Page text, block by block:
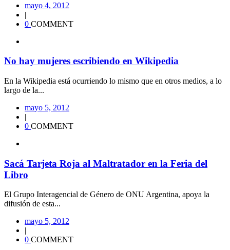
mayo 4, 2012
|
0 COMMENT
No hay mujeres escribiendo en Wikipedia
En la Wikipedia está ocurriendo lo mismo que en otros medios, a lo
largo de la...
mayo 5, 2012
|
0 COMMENT
Sacá Tarjeta Roja al Maltratador en la Feria del
Libro
El Grupo Interagencial de Género de ONU Argentina, apoya la
difusión de esta...
mayo 5, 2012
|
0 COMMENT